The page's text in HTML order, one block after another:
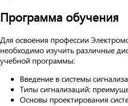
Программа обучения
Для освоения профессии
необходимо изучить различные
учебной программы:
Введение в системы
Типы сигнализаций:
Основы проектирования